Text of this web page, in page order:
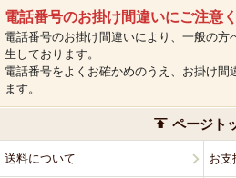
電話番号のお掛け間違いにご注意
電話番号のお掛け間違いにより、一般の方
生しております。
電話番号をよくお確かめのうえ、お掛け間
ます。
ページト
送料について お支